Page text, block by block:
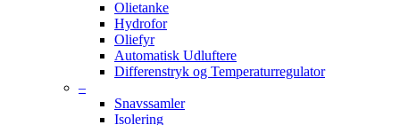
Olietanke
Hydrofor
Oliefyr
Automatisk Udluftere
Differenstryk og Temperaturregulator
–
Snavssamler
Isolering